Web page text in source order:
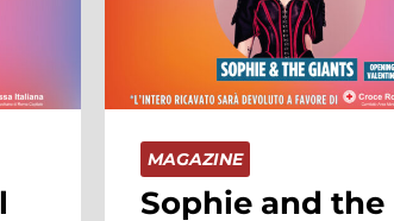
MAGAZINE
È arrivata la